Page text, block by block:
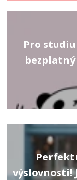
Pro
výslovnosti!